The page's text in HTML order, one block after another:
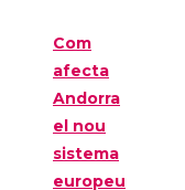
Com
afecta
Andorra
el nou
sistema
europeu